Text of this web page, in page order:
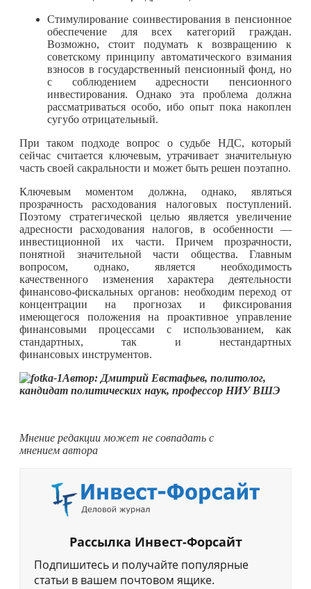
Стимулирование соинвестирования в пенсионное
обеспечение для всех категорий граждан.
Возможно, стоит подумать к возвращению к
советскому принципу автоматического взимания
взносов в государственный пенсионный фонд, но
с соблюдением адресности пенсионного
инвестирования. Однако эта проблема должна
рассматриваться особо, ибо опыт пока накоплен
сугубо отрицательный.
При таком подходе вопрос о судьбе НДС, который
сейчас считается ключевым, утрачивает значительную
часть своей сакральности и может быть решен поэтапно.
Ключевым моментом должна, однако, являться
прозрачность расходования налоговых поступлений.
Поэтому стратегической целью является увеличение
адресности расходования налогов, в особенности —
инвестиционной их части. Причем прозрачности,
понятной значительной части общества. Главным
вопросом, однако, является необходимость
качественного изменения характера деятельности
финансово-фискальных органов: необходим переход от
концентрации на прогнозах и фиксирования
имеющегося положения на проактивное управление
финансовыми процессами с использованием, как
стандартных, так и нестандартных
финансовых инструментов.
Автор: Дмитрий Евстафьев, политолог,
кандидат политических наук, профессор НИУ ВШЭ
Мнение редакции может не совпадать с
мнением автора
Рассылка Инвест-Форсайт
Подпишитесь и получайте популярные
статьи в вашем почтовом ящике.